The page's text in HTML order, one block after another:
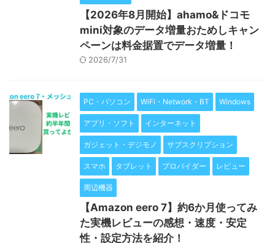
【2026年8月開始】ahamo&ドコモ
mini対象のデータ増量おためしキャン
ペーンは料金据置でデータ増量！
2026/7/31
PC・パソコン WiFi・Network・BT Windows
アプリ・ソフト インターネット
ガジェット・デジモノ サブスクリプション
スマホ タブレット プロバイダー レビュー
周辺機器
【Amazon eero 7】約6か月使ってみ
た実機レビューの感想・速度・安定
性・設定方法を紹介！